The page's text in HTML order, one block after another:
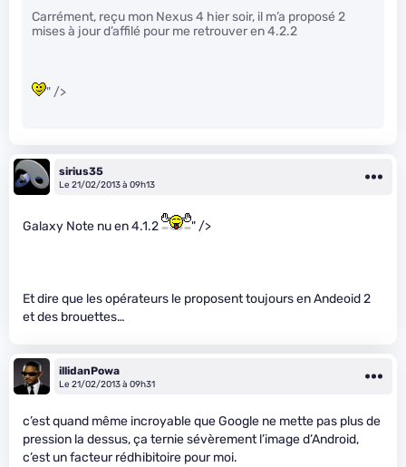
Carrément, reçu mon Nexus 4 hier soir, il m’a proposé 2
mises à jour d’affilé pour me retrouver en 4.2.2
" />
sirius35
Le 21/02/2013 à 09h13
Galaxy Note nu en 4.1.2 " />
Et dire que les opérateurs le proposent toujours en Andeoid 2
et des brouettes…
illidanPowa
Le 21/02/2013 à 09h31
c’est quand même incroyable que Google ne mette pas plus de
pression la dessus, ça ternie sévèrement l’image d’Android,
c’est un facteur rédhibitoire pour moi.